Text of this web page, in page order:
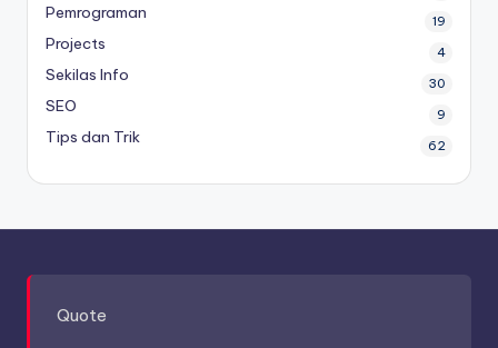
Pemrograman 19
Projects 4
Sekilas Info 30
SEO 9
Tips dan Trik 62
Quote